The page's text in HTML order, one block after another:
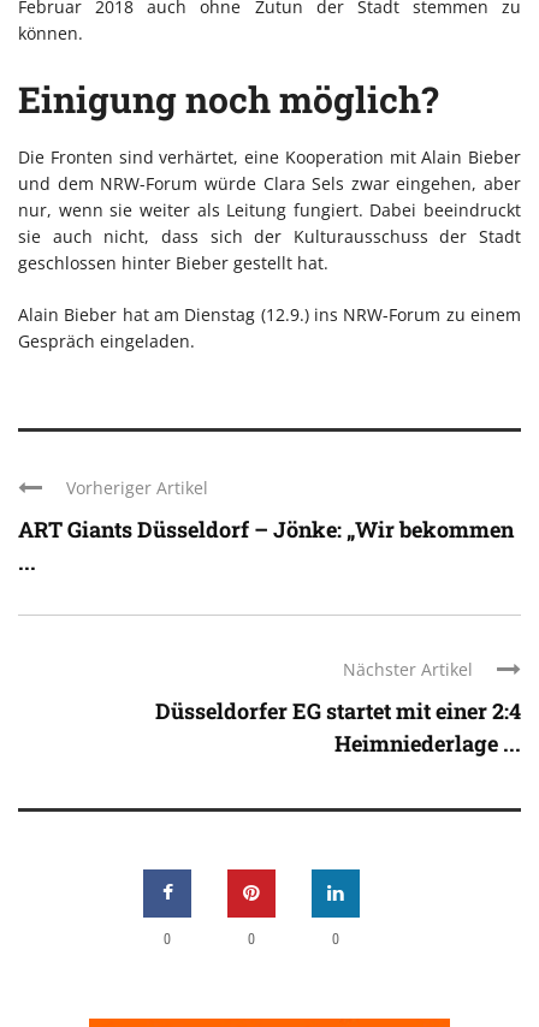
Februar 2018 auch ohne Zutun der Stadt stemmen zu
können.
Einigung noch möglich?
Die Fronten sind verhärtet, eine Kooperation mit Alain Bieber
und dem NRW-Forum würde Clara Sels zwar eingehen, aber
nur, wenn sie weiter als Leitung fungiert. Dabei beeindruckt
sie auch nicht, dass sich der Kulturausschuss der Stadt
geschlossen hinter Bieber gestellt hat.
Alain Bieber hat am Dienstag (12.9.) ins NRW-Forum zu einem
Gespräch eingeladen.
Vorheriger Artikel
ART Giants Düsseldorf – Jönke: „Wir bekommen
...
Nächster Artikel
Düsseldorfer EG startet mit einer 2:4
Heimniederlage ...
0 0 0